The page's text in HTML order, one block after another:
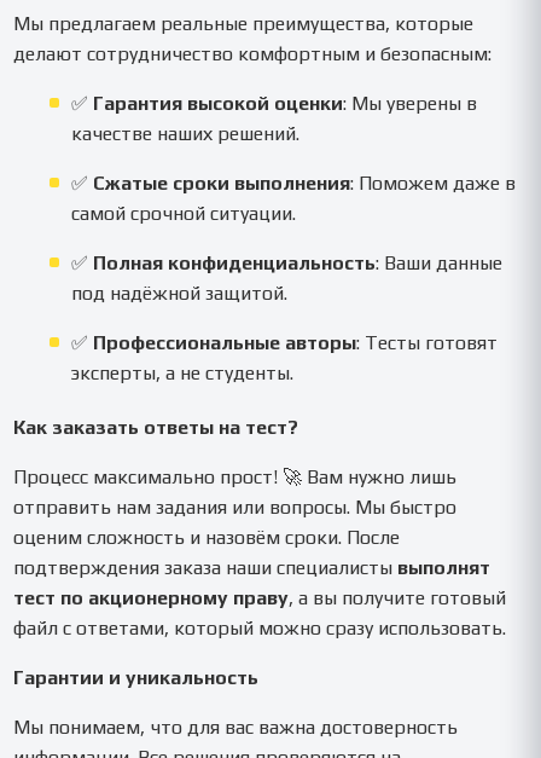
Мы предлагаем реальные преимущества, которые
делают сотрудничество комфортным и безопасным:
✅ Гарантия высокой оценки: Мы уверены в
качестве наших решений.
✅ Сжатые сроки выполнения: Поможем даже в
самой срочной ситуации.
✅ Полная конфиденциальность: Ваши данные
под надёжной защитой.
✅ Профессиональные авторы: Тесты готовят
эксперты, а не студенты.
Как заказать ответы на тест?
Процесс максимально прост! 🚀 Вам нужно лишь
отправить нам задания или вопросы. Мы быстро
оценим сложность и назовём сроки. После
подтверждения заказа наши специалисты выполнят
тест по акционерному праву, а вы получите готовый
файл с ответами, который можно сразу использовать.
Гарантии и уникальность
Мы понимаем, что для вас важна достоверность